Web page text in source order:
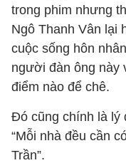
trong phim nhưng
Ngô Thanh Vân lại
cuộc sống hôn
người đàn ông này
điểm nào để chê.
Đó cũng chính là lý
“Mỗi nhà đều cần
Trần”.